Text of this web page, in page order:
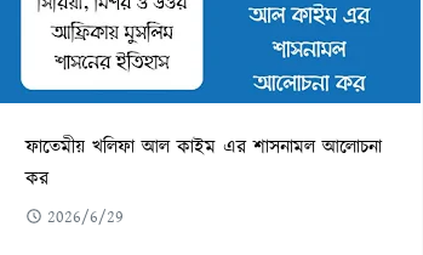
ফাতেমীয় খলিফা আল কাইম এর শাসনামল আলোচনা
কর
2026/6/29